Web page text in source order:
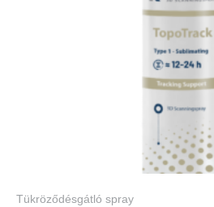
Tükröződésgátló spray